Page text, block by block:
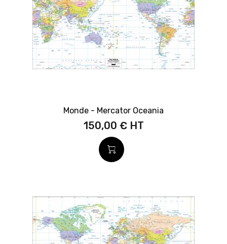
Monde - Mercator Oceania
150,00 €